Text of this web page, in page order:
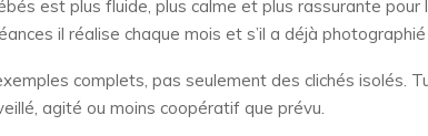
est plus fluide, plus calme et plus rassurante
il réalise chaque mois et s’il a déjà
complets, pas seulement des clichés isolés.
agité ou moins coopératif que prévu.